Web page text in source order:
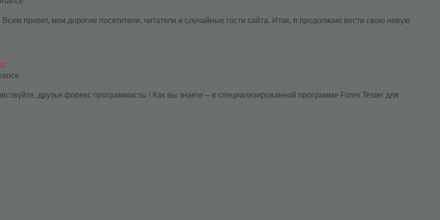
привет, мои дорогие посетители, читатели и случайные гости сайта. Итак, я продолжаю вести свою новую
друзья форекс программисты ! Как вы знаете – в специализированной программе Forex Tester для